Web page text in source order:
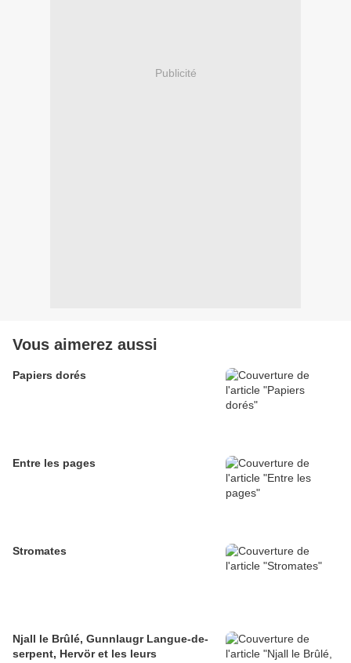
Publicité
Vous aimerez aussi
Papiers dorés
Entre les pages
Stromates
Njall le Brûlé, Gunnlaugr Langue-de-
serpent, Hervör et les leurs